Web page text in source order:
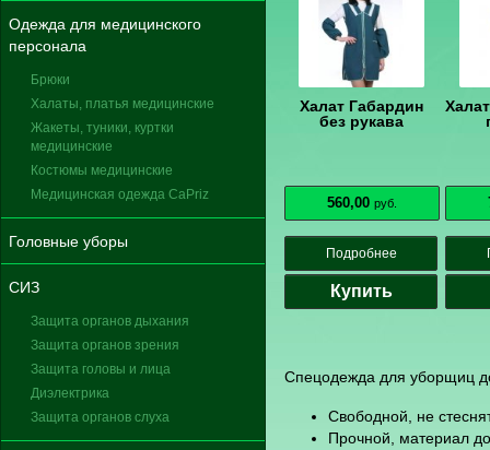
Одежда для медицинского
персонала
Брюки
Халаты, платья медицинские
Жакеты, туники, куртки
медицинские
Костюмы медицинские
Медицинская одежда CaPriz
Головные уборы
СИЗ
Защита органов дыхания
Защита органов зрения
Защита головы и лица
Диэлектрика
Защита органов слуха
Халат Габардин
без рукава
560,00 руб.
Подробнее
Купить
Спецодежда для уборщиц
Свободной, не
Прочной, материал